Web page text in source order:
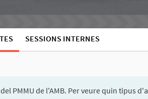
SESSIONS INTERNES
PMMU de l'AMB. Per veure quin tipus